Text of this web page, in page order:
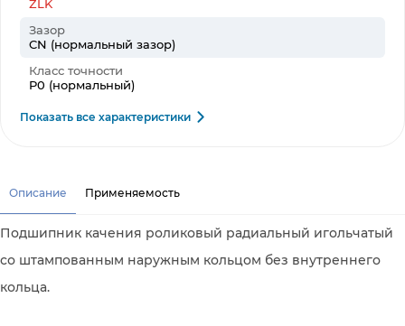
ZLK
Зазор
CN (нормальный зазор)
Класс точности
P0 (нормальный)
Показать все характеристики
Описание Применяемость
Подшипник качения роликовый радиальный игольчатый
со штампованным наружным кольцом без внутреннего
кольца.